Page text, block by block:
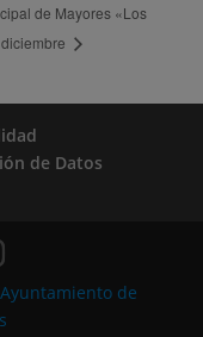
de Mayores «Los
de Datos
de